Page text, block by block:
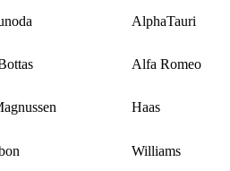
AlphaTauri
Alfa Romeo
Haas
Williams